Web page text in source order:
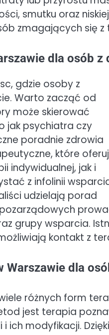
smutku oraz
zmagających się
dla osób z
gdzie osoby z
Warto zacząć od
może skierować
jak psychiatra czy
poradnie zdrowia
które
indywidualnej, jak i
z infolinii
udzielają porad
grupy wsparcia.
kontakt z
Warszawie dla
różnych form
jest terapia
ich modyfikacji.